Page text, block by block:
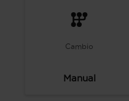
Cambio
Manual